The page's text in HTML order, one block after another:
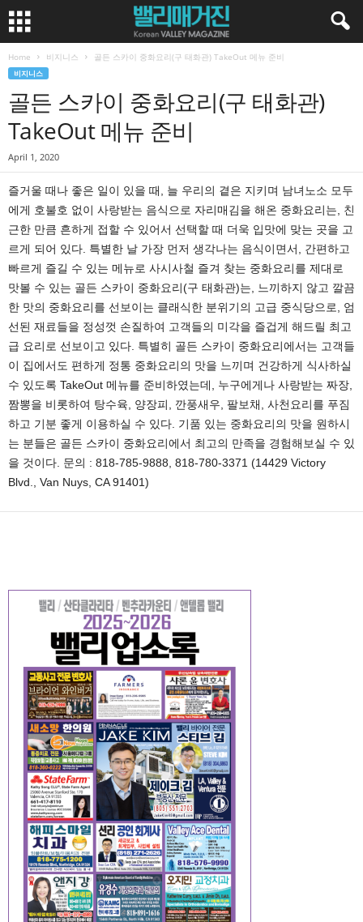
Home 비지니스 골든 스카이 중화요리(구 태화관) TakeOut 메뉴 준비
비지니스
골든 스카이 중화요리(구 태화관)
TakeOut 메뉴 준비
April 1, 2020
즐거울 때나 좋은 일이 있을 때, 늘 우리의 곁은 지키며 남녀노소 모두
에게 호불호 없이 사랑받는 음식으로 자리매김을 해온 중화요리는, 친
근한 만큼 흔하게 접할 수 있어서 선택할 때 더욱 입맛에 맞는 곳을 고
르게 되어 있다. 특별한 날 가장 먼저 생각나는 음식이면서, 간편하고
빠르게 즐길 수 있는 메뉴로 사시사철 즐겨 찾는 중화요리를 제대로
맛볼 수 있는 골든 스카이 중화요리(구 태화관)는, 느끼하지 않고 깔끔
한 맛의 중화요리를 선보이는 클래식한 분위기의 고급 중식당으로, 엄
선된 재료들을 정성껏 손질하여 고객들의 미각을 즐겁게 해드릴 최고
급 요리로 선보이고 있다. 특별히 골든 스카이 중화요리에서는 고객들
이 집에서도 편하게 정통 중화요리의 맛을 느끼며 건강하게 식사하실
수 있도록 TakeOut 메뉴를 준비하였는데, 누구에게나 사랑받는 짜장,
짬뽕을 비롯하여 탕수육, 양장피, 깐풍새우, 팔보채, 사천요리를 푸짐
하고 기분 좋게 이용하실 수 있다. 기품 있는 중화요리의 맛을 원하시
는 분들은 골든 스카이 중화요리에서 최고의 만족을 경험해보실 수 있
을 것이다. 문의 : 818-785-9888, 818-780-3371 (14429 Victory
Blvd., Van Nuys, CA 91401)